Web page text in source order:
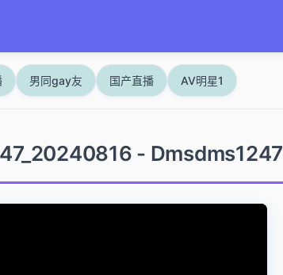
男同gay友 国产直播 AV明星1
- Dmsdms1247